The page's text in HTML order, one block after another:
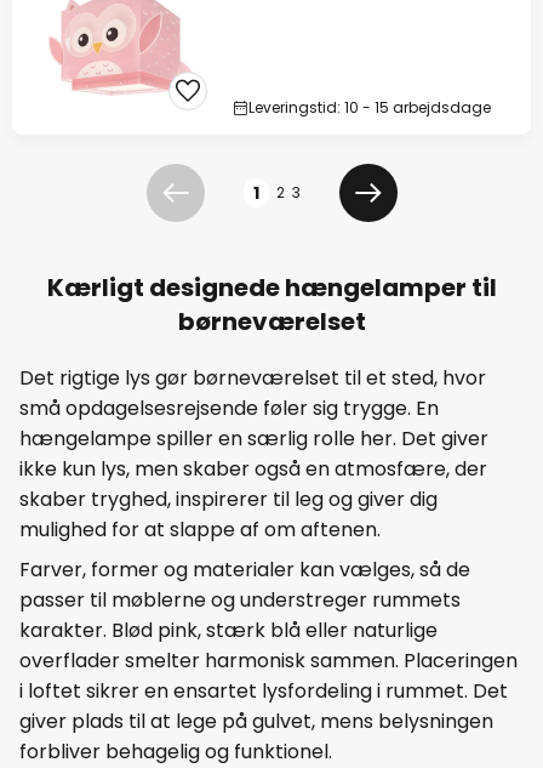
Leveringstid: 10 - 15 arbejdsdage
Forrige 1 2 3
Næste
Kærligt designede hængelamper til
børneværelset
Det rigtige lys gør børneværelset til et sted, hvor
små opdagelsesrejsende føler sig trygge. En
hængelampe spiller en særlig rolle her. Det giver
ikke kun lys, men skaber også en atmosfære, der
skaber tryghed, inspirerer til leg og giver dig
mulighed for at slappe af om aftenen.
Farver, former og materialer kan vælges, så de
passer til møblerne og understreger rummets
karakter. Blød pink, stærk blå eller naturlige
overflader smelter harmonisk sammen. Placeringen
i loftet sikrer en ensartet lysfordeling i rummet. Det
giver plads til at lege på gulvet, mens belysningen
forbliver behagelig og funktionel.